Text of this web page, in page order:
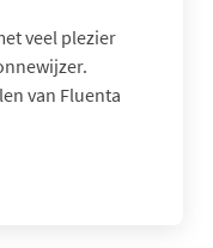
veel plezier
van Fluenta